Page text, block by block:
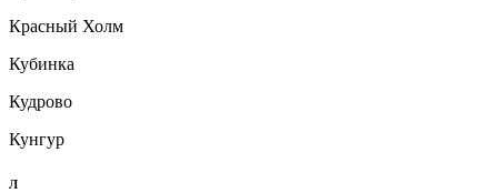
Красный Холм
Кубинка
Кудрово
Кунгур
Л